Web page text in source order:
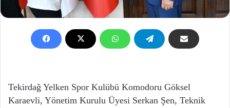
Tekirdağ Yelken Spor Kulübü Komodoru Göksel
Karaevli, Yönetim Kurulu Üyesi Serkan Şen, Teknik